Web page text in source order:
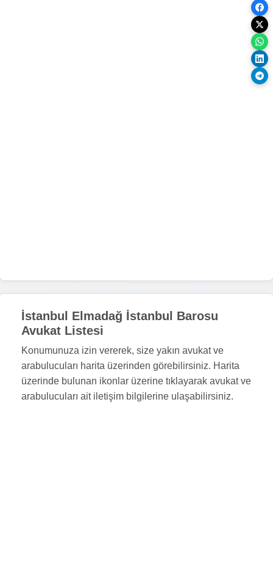
İstanbul Elmadağ İstanbul Barosu
Avukat Listesi
Konumunuza izin vererek, size yakın avukat ve
arabulucuları harita üzerinden görebilirsiniz. Harita
üzerinde bulunan ikonlar üzerine tıklayarak avukat ve
arabulucuları ait iletişim bilgilerine ulaşabilirsiniz.